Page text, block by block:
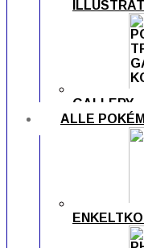
GALLERY
ALLE